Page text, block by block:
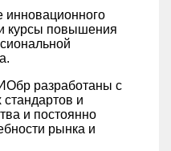
инновационного
курсы повышения
разработаны с
и
и постоянно
рынка и